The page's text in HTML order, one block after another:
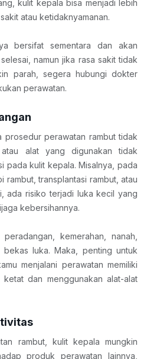
kulit kepala bisa menjadi lebih
atau ketidaknyamanan.
bersifat sementara dan akan
namun jika rasa sakit tidak
parah, segera hubungi dokter
perawatan.
prosedur perawatan rambut tidak
alat yang digunakan tidak
pada kulit kepala. Misalnya, pada
transplantasi rambut, atau
ada risiko terjadi luka kecil yang
kebersihannya.
kemerahan, nanah,
luka. Maka, penting untuk
menjalani perawatan memiliki
dan menggunakan alat-alat
rambut, kulit kepala mungkin
produk perawatan lainnya,